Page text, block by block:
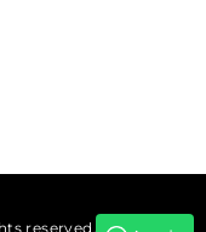
reserved.